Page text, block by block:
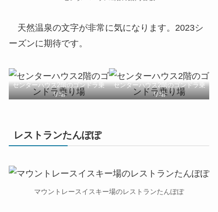
天然温泉の文字が非常に気になります。2023シ
ーズンに期待です。
センターハウス2階のゴンドラ乗
り場
センターハウス2階のゴンドラ乗
り場
レストランたんぽぽ
マウントレースイスキー場のレストランたんぽぽ